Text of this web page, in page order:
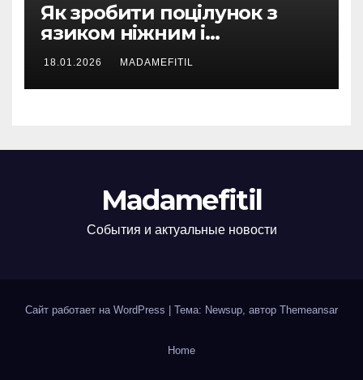
Як зробити поцілунок з
язиком ніжним і
пристрасним одночасно
18.01.2026 MADAMEFITIL
Madamefitil
События и актуальные новости
Сайт работает на WordPress Тема: Newsup, автор Themeansar
Home